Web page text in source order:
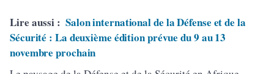
Lire aussi : Salon international de la Défense et de la
Sécurité : La deuxième édition prévue du 9 au 13
novembre prochain